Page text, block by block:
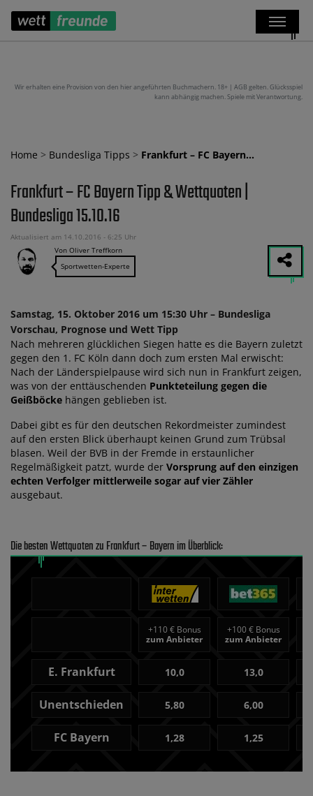
Wir erhalten eine Provision von den hier angeführten Buchmachern. 18+ | AGB gelten. Glücksspiel
kann abhängig machen. Spiele mit Verantwortung.
Home > Bundesliga Tipps > Frankfurt – FC Bayern…
Frankfurt – FC Bayern Tipp & Wettquoten |
Bundesliga 15.10.16
Aktualisiert am 14.10.2016 - 6:25 Uhr
Von Oliver Treffkorn
Sportwetten-Experte
Samstag, 15. Oktober 2016 um 15:30 Uhr – Bundesliga
Vorschau, Prognose und Wett Tipp
Nach mehreren glücklichen Siegen hatte es die Bayern zuletzt
gegen den 1. FC Köln dann doch zum ersten Mal erwischt:
Nach der Länderspielpause wird sich nun in Frankfurt zeigen,
was von der enttäuschenden Punkteteilung gegen die
Geißböcke hängen geblieben ist.
Dabei gibt es für den deutschen Rekordmeister zumindest
auf den ersten Blick überhaupt keinen Grund zum Trübsal
blasen. Weil der BVB in der Fremde in erstaunlicher
Regelmäßigkeit patzt, wurde der Vorsprung auf den einzigen
echten Verfolger mittlerweile sogar auf vier Zähler
ausgebaut.
Die besten Wettquoten zu Frankfurt – Bayern im Überblick:
+110 € Bonus
zum Anbieter
+100 € Bonus
zum Anbieter
E. Frankfurt 10,0 13,0
Unentschieden 5,80 6,00
FC Bayern 1,28 1,25